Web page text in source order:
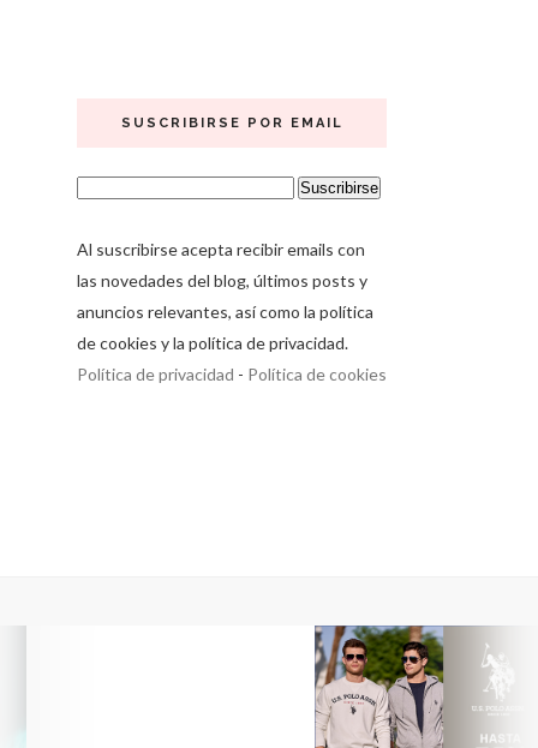
SUSCRIBIRSE POR EMAIL
Al suscribirse acepta recibir emails con
las novedades del blog, últimos posts y
anuncios relevantes, así como la política
de cookies y la política de privacidad.
Política de privacidad - Política de cookies